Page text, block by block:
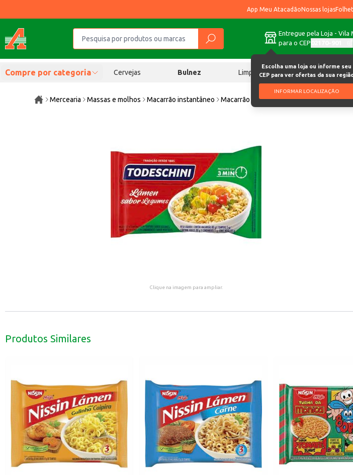
App Meu AtacadãoNossas lojas
Entregue pela Loja - Vila
para o CEP
Escolha uma loja ou informe seu
CEP para ver ofertas da sua
INFORMAR LOCALIZAÇÃO
Compre por categoria Cervejas Bulnez Limpeza Chocolates
Mercearia Massas e molhos Macarrão instantâneo Macarrão Instantâneo Todeschini
Clique na imagem para ampliar.
Produtos Similares